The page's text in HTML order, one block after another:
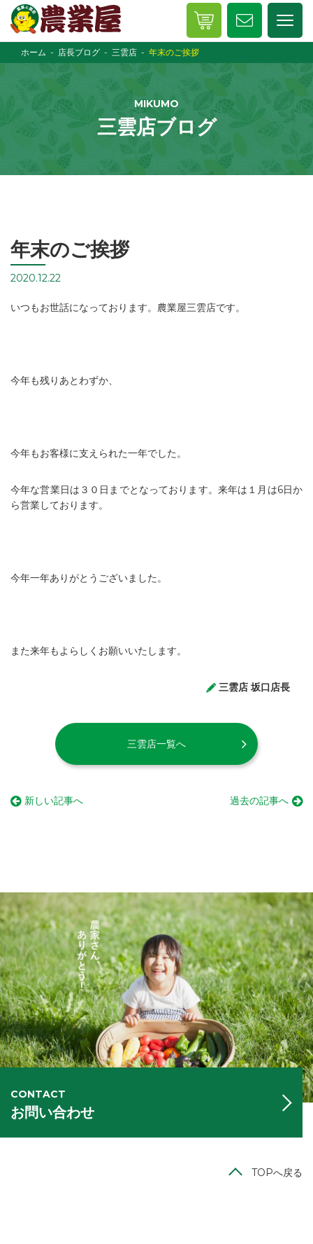
ホーム 店長ブログ 三雲店 年末のご挨拶
MIKUMO
三雲店ブログ
年末のご挨拶
2020.12.22
いつもお世話になっております。農業屋三雲店です。
今年も残りあとわずか、
今年もお客様に支えられた一年でした。
今年な営業日は３０日までとなっております。来年は１月は6日か
ら営業しております。
今年一年ありがとうございました。
また来年もよらしくお願いいたします。
三雲店 坂口店長
三雲店一覧へ
新しい記事へ 過去の記事へ
CONTACT
お問い合わせ
TOPへ戻る